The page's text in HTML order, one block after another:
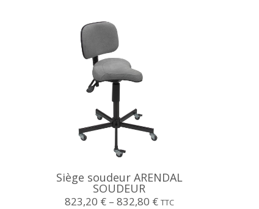
Siège soudeur ARENDAL
SOUDEUR
823,20 €– 832,80 € TTC